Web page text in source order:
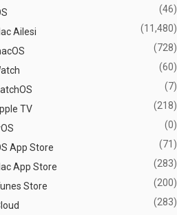
(46)
Ailesi (11,480)
(728)
(60)
(7)
TV (218)
(0)
App Store (71)
App Store (283)
Store (200)
(283)